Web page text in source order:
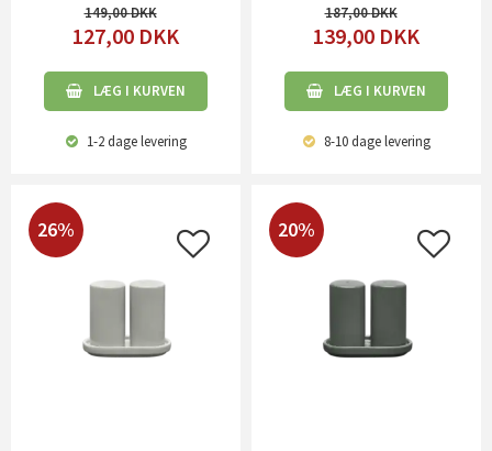
149,00
127,00 DKK
LÆG I KURVEN
1-2 dagelevering
187,00
139,00 DKK
LÆG I KURVEN
8-10 dagelevering
26% 20%